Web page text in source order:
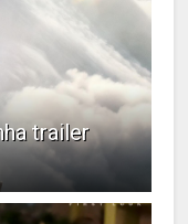
trailer